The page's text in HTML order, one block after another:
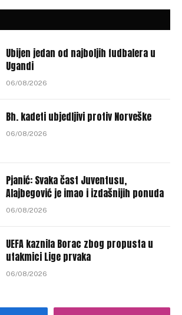
Ubijen jedan od najboljih fudbalera u
Ugandi
06/08/2026
Bh. kadeti ubjedljivi protiv Norveške
06/08/2026
Pjanić: Svaka čast Juventusu,
Alajbegović je imao i izdašnijih ponuda
06/08/2026
UEFA kaznila Borac zbog propusta u
utakmici Lige prvaka
06/08/2026